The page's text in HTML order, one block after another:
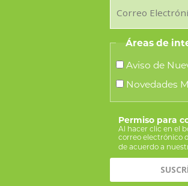
Áreas de
Aviso de
Novedades
Permiso para
Al hacer clic en el
correo electrónico
de acuerdo a